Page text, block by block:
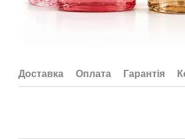
Доставка Оплата Гарантія